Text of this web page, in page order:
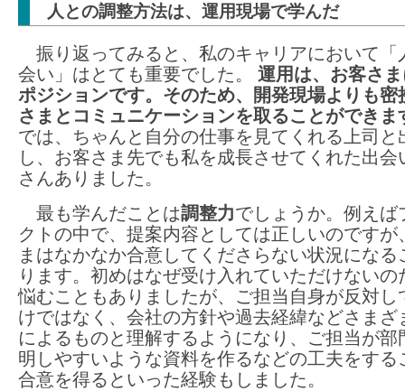
人との調整方法は、運用現場で学んだ
振り返ってみると、私のキャリアにおいて「
会い」はとても重要でした。 運用は、お客さ
ポジションです。そのため、開発現場よりも密
さまとコミュニケーションを取ることができま
では、ちゃんと自分の仕事を見てくれる上司と
し、お客さま先でも私を成長させてくれた出会
さんありました。
最も学んだことは調整力でしょうか。例えば
クトの中で、提案内容としては正しいのですが
まはなかなか合意してくださらない状況になる
ります。初めはなぜ受け入れていただけないの
悩むこともありましたが、ご担当自身が反対し
けではなく、会社の方針や過去経緯などさまざ
によるものと理解するようになり、ご担当が部
明しやすいような資料を作るなどの工夫をする
合意を得るといった経験もしました。